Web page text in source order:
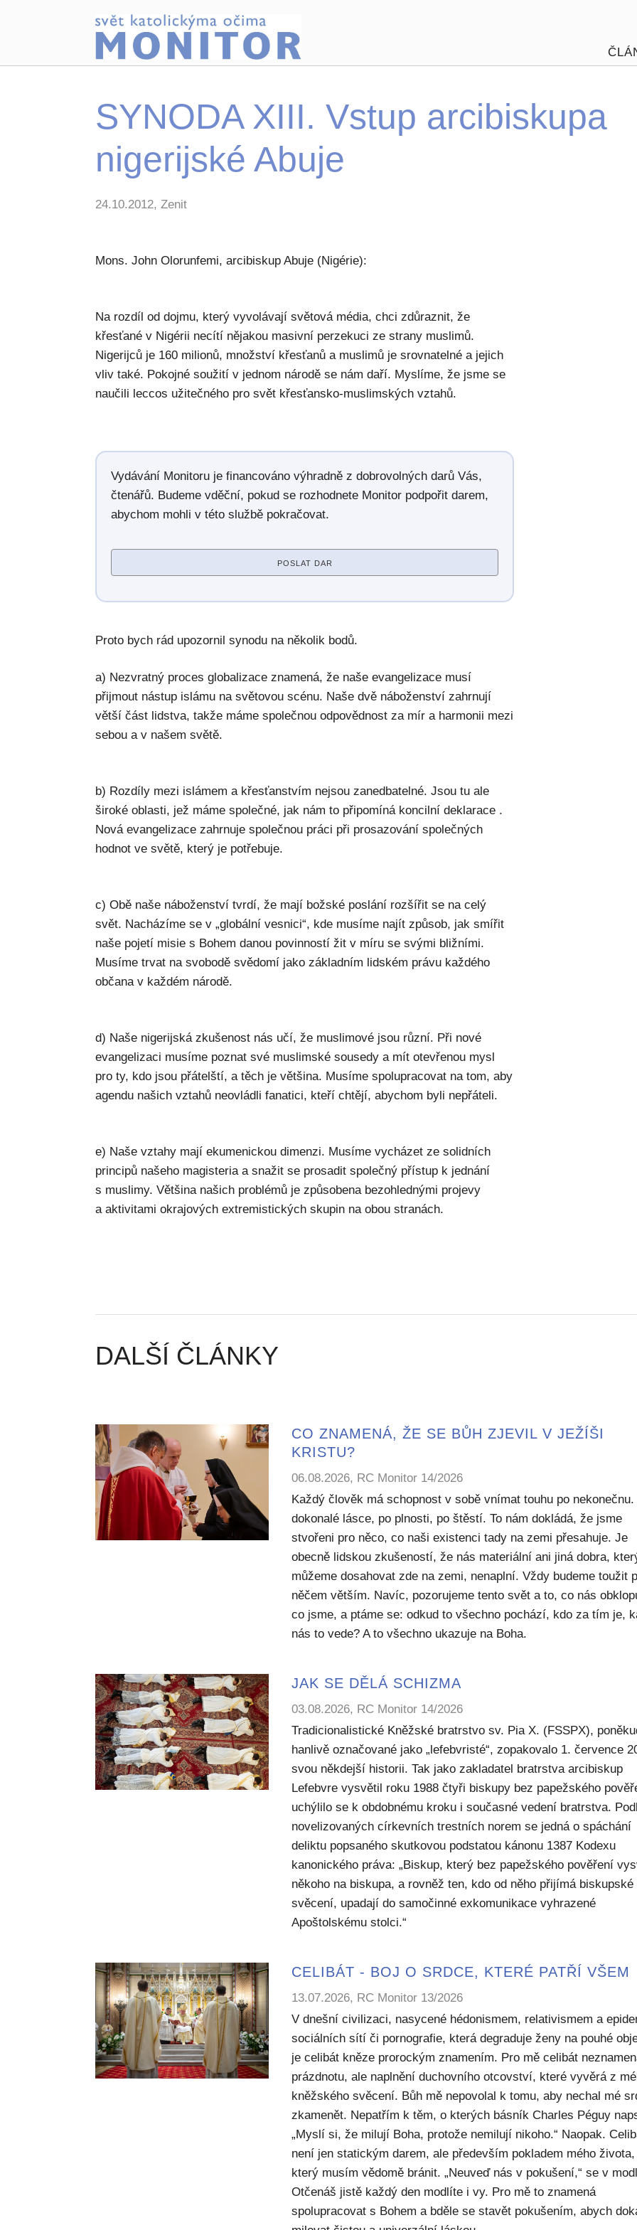
SYNODA XIII. Vstup arcibiskupa
nigerijské Abuje
24.10.2012, Zenit
Mons. John Olorunfemi, arcibiskup Abuje (Nigérie):
Na rozdíl od dojmu, který vyvolávají světová média, chci zdůraznit, že
křesťané v Nigérii necítí nějakou masivní perzekuci ze strany muslimů.
Nigerijců je 160 milionů, množství křesťanů a muslimů je srovnatelné a jejich
vliv také. Pokojné soužití v jednom národě se nám daří. Myslíme, že jsme se
naučili leccos užitečného pro svět křesťansko-muslimských vztahů.
Vydávání Monitoru je financováno výhradně z dobrovolných darů Vás,
čtenářů. Budeme vděční, pokud se rozhodnete Monitor podpořit darem,
abychom mohli v této službě pokračovat.
POSLAT DAR
Proto bych rád upozornil synodu na několik bodů.
a) Nezvratný proces globalizace znamená, že naše evangelizace musí
přijmout nástup islámu na světovou scénu. Naše dvě náboženství zahrnují
větší část lidstva, takže máme společnou odpovědnost za mír a harmonii mezi
sebou a v našem světě.
b) Rozdíly mezi islámem a křesťanstvím nejsou zanedbatelné. Jsou tu ale
široké oblasti, jež máme společné, jak nám to připomíná koncilní deklarace .
Nová evangelizace zahrnuje společnou práci při prosazování společných
hodnot ve světě, který je potřebuje.
c) Obě naše náboženství tvrdí, že mají božské poslání rozšířit se na celý
svět. Nacházíme se v „globální vesnici“, kde musíme najít způsob, jak smířit
naše pojetí misie s Bohem danou povinností žit v míru se svými bližními.
Musíme trvat na svobodě svědomí jako základním lidském právu každého
občana v každém národě.
d) Naše nigerijská zkušenost nás učí, že muslimové jsou různí. Při nové
evangelizaci musíme poznat své muslimské sousedy a mít otevřenou mysl
pro ty, kdo jsou přátelští, a těch je většina. Musíme spolupracovat na tom, aby
agendu našich vztahů neovládli fanatici, kteří chtějí, abychom byli nepřáteli.
e) Naše vztahy mají ekumenickou dimenzi. Musíme vycházet ze solidních
principů našeho magisteria a snažit se prosadit společný přístup k jednání
s muslimy. Většina našich problémů je způsobena bezohlednými projevy
a aktivitami okrajových extremistických skupin na obou stranách.
DALŠÍ ČLÁNKY
CO ZNAMENÁ, ŽE SE BŮH ZJEVIL V JEŽÍŠI
KRISTU?
06.08.2026, RC Monitor 14/2026
Každý člověk má schopnost v sobě vnímat touhu po nekonečnu.
dokonalé lásce, po plnosti, po štěstí. To nám dokládá, že jsme
stvořeni pro něco, co naši existenci tady na zemi přesahuje. Je
obecně lidskou zkušeností, že nás materiální ani jiná dobra,
můžeme dosahovat zde na zemi, nenaplní. Vždy budeme toužit
něčem větším. Navíc, pozorujeme tento svět a to, co nás
co jsme, a ptáme se: odkud to všechno pochází, kdo za tím je,
nás to vede? A to všechno ukazuje na Boha.
JAK SE DĚLÁ SCHIZMA
03.08.2026, RC Monitor 14/2026
Tradicionalistické Kněžské bratrstvo sv. Pia X. (FSSPX),
hanlivě označované jako „lefebvristé“, zopakovalo 1. července
svou někdejší historii. Tak jako zakladatel bratrstva arcibiskup
Lefebvre vysvětil roku 1988 čtyři biskupy bez papežského
uchýlilo se k obdobnému kroku i současné vedení bratrstva.
novelizovaných církevních trestních norem se jedná o spáchání
deliktu popsaného skutkovou podstatou kánonu 1387 Kodexu
kanonického práva: „Biskup, který bez papežského pověření
někoho na biskupa, a rovněž ten, kdo od něho přijímá biskupské
svěcení, upadají do samočinné exkomunikace vyhrazené
Apoštolskému stolci.“
CELIBÁT - BOJ O SRDCE, KTERÉ PATŘÍ VŠEM
13.07.2026, RC Monitor 13/2026
V dnešní civilizaci, nasycené hédonismem, relativismem a
sociálních sítí či pornografie, která degraduje ženy na pouhé
je celibát kněze prorockým znamením. Pro mě celibát
prázdnotu, ale naplnění duchovního otcovství, které vyvěrá z
kněžského svěcení. Bůh mě nepovolal k tomu, aby nechal mé
zkamenět. Nepatřím k těm, o kterých básník Charles Péguy
„Myslí si, že milují Boha, protože nemilují nikoho.“ Naopak.
není jen statickým darem, ale především pokladem mého života,
který musím vědomě bránit. „Neuveď nás v pokušení,“ se v
Otčenáš jistě každý den modlíte i vy. Pro mě to znamená
spolupracovat s Bohem a bděle se stavět pokušením, abych